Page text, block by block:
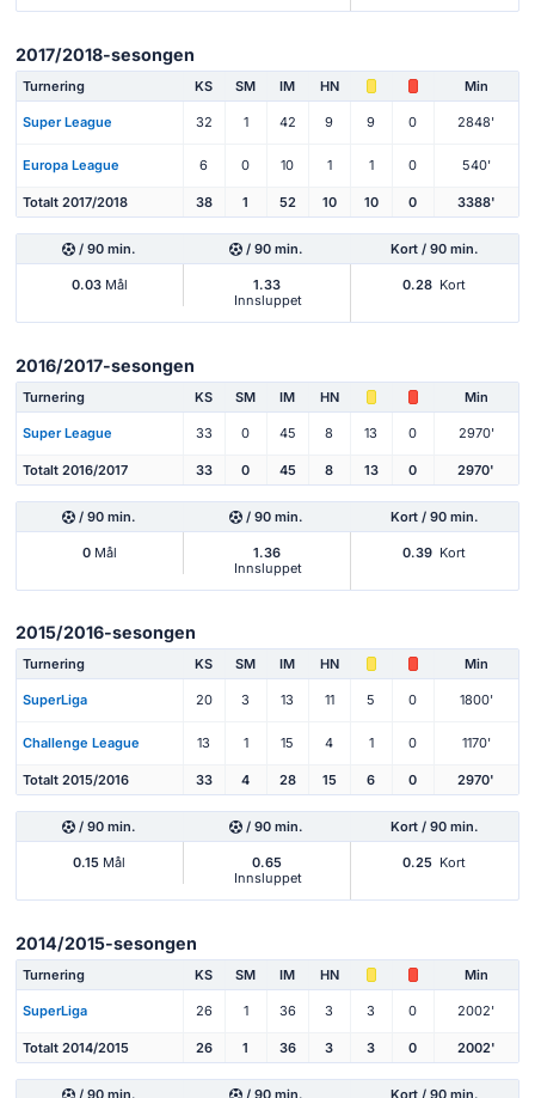
2017/2018-sesongen
Turnering KS SM IM HN Min
Super League 32 1 42 9 9 0 2848'
Europa League 6 0 10 1 1 0 540'
Totalt 2017/2018 38 1 52 10 10 0 3388'
/ 90 min. / 90 min. Kort / 90 min.
0.03Mål
1.33
Innsluppet
0.28 Kort
2016/2017-sesongen
Turnering KS SM IM HN Min
Super League 33 0 45 8 13 0 2970'
Totalt 2016/2017 33 0 45 8 13 0 2970'
/ 90 min. / 90 min. Kort / 90 min.
0Mål
1.36
Innsluppet
0.39 Kort
2015/2016-sesongen
Turnering KS SM IM HN Min
SuperLiga 20 3 13 11 5 0 1800'
Challenge League 13 1 15 4 1 0 1170'
Totalt 2015/2016 33 4 28 15 6 0 2970'
/ 90 min. / 90 min. Kort / 90 min.
0.15 Mål
0.65
Innsluppet
0.25 Kort
2014/2015-sesongen
Turnering KS SM IM HN Min
SuperLiga 26 1 36 3 3 0 2002'
Totalt 2014/2015 26 1 36 3 3 0 2002'